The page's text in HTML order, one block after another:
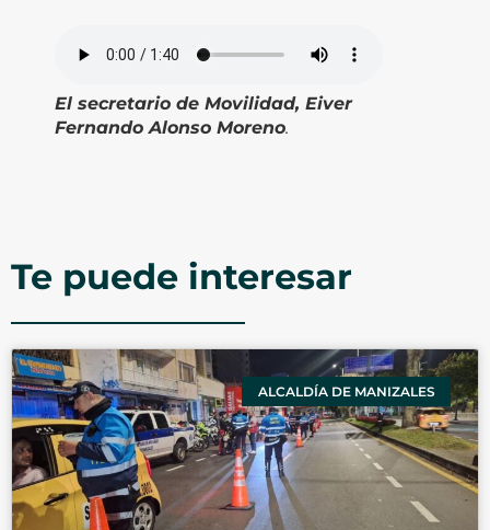
El secretario de Movilidad, Eiver
Fernando Alonso Moreno.
Te puede interesar
ALCALDÍA DE MANIZALES